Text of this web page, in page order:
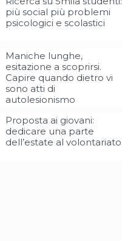
più social più problemi
psicologici e scolastici
Maniche lunghe,
esitazione a scoprirsi.
Capire quando dietro vi
sono atti di
autolesionismo
Proposta ai giovani:
dedicare una parte
dell’estate al volontariato